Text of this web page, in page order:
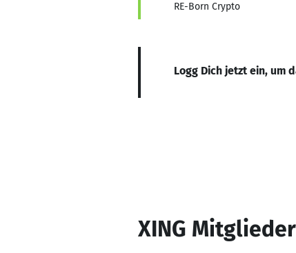
RE-Born Crypto
Logg Dich jetzt ein, um
XING